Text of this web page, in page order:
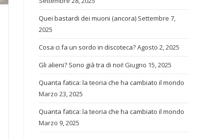
Quei bastardi dei muoni (ancora) Settembre 7,
2025
Cosa ci fa un sordo in discoteca?Agosto 2, 2025
Gli alieni? Sono già tra di noi! Giugno 15, 2025
Quanta fatica: la teoria che ha cambiato il mondo
Marzo 23, 2025
Quanta fatica: la teoria che ha cambiato il mondo
Marzo 9, 2025